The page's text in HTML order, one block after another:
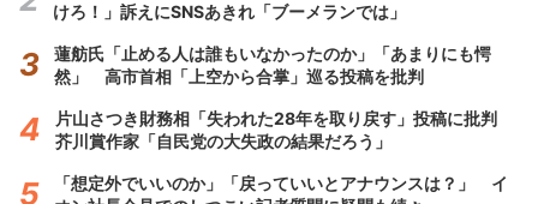
けろ！」訴えにSNSあきれ「ブーメランでは」
蓮舫氏「止める人は誰もいなかったのか」「あまりにも愕
然」 高市首相「上空から合掌」巡る投稿を批判
片山さつき財務相「失われた28年を取り戻す」投稿に批判
芥川賞作家「自民党の大失政の結果だろう」
「想定外でいいのか」「戻っていいとアナウンスは？」 イ